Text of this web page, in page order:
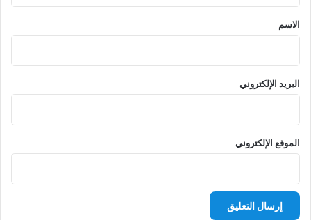
*
الاسم
البريد الإلكتروني
الموقع الإلكتروني